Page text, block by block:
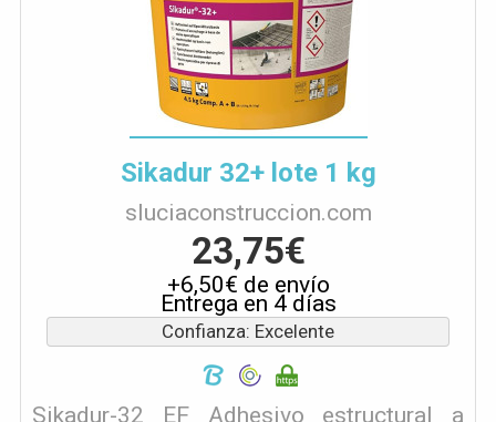
Sikadur 32+ lote 1 kg
sluciaconstruccion.com
23,75€
+6,50€ de envío
Entrega en 4 días
Confianza: Excelente
Sikadur-32 EF Adhesivo estructural a